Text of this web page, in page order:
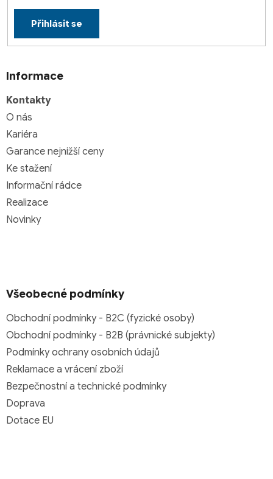
Přihlásit se
Informace
Kontakty
O nás
Kariéra
Garance nejnižší ceny
Ke stažení
Informační rádce
Realizace
Novinky
Všeobecné podmínky
Obchodní podmínky - B2C (fyzické osoby)
Obchodní podmínky - B2B (právnické subjekty)
Podmínky ochrany osobních údajů
Reklamace a vrácení zboží
Bezpečnostní a technické podmínky
Doprava
Dotace EU